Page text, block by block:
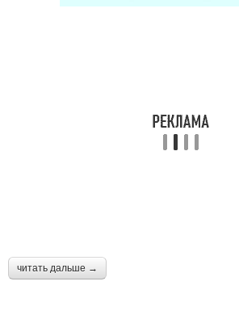
читать дальше →